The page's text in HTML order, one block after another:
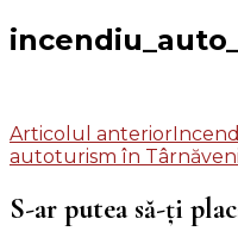
Navigare
în
articole
Articolul anterior
autoturism în Târnăveni
S-ar putea să-ți